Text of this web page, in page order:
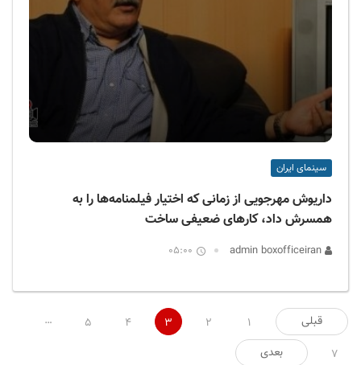
سینمای ایران
داریوش مهرجویی از زمانی که اختیار فیلمنامه‌ها را به
همسرش داد، کارهای ضعیفی ساخت
05:00
صفحه‌بندی
نوشته‌ها
قبلی 1
2
3
4
5
…
7
بعدی